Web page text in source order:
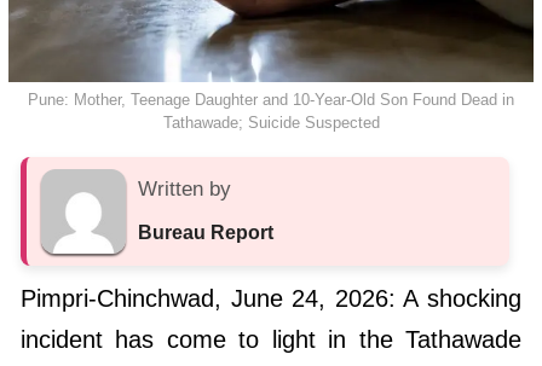
Pune: Mother, Teenage Daughter and 10-Year-Old Son Found Dead in
Tathawade; Suicide Suspected
Written by
Bureau Report
Pimpri-Chinchwad, June 24, 2026: A shocking
incident has come to light in the Tathawade